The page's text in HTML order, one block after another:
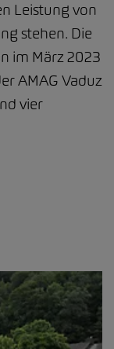
Leistung von
stehen. Die
im März 2023
AMAG Vaduz
vier